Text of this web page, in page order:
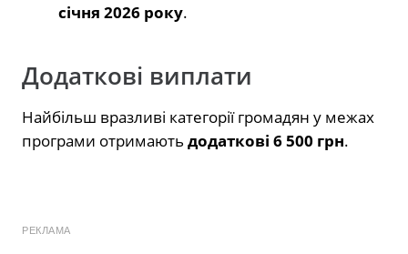
січня 2026 року.
Додаткові виплати
Найбільш вразливі категорії громадян у межах
програми отримають додаткові 6 500 грн.
РЕКЛАМА